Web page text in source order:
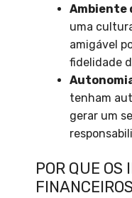
Ambiente
uma
amigável
fidelidade
tenham
gerar um
POR QUE OS